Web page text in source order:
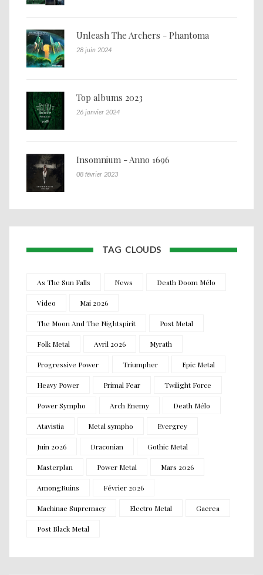
Unleash The Archers - Phantoma
28 juin 2024
Top albums 2023
26 janvier 2024
Insomnium - Anno 1696
08 février 2023
TAG CLOUDS
As The Sun Falls News Death Doom Mélo
Video Mai 2026
The Moon And The Nightspirit Post Metal
Folk Metal Avril 2026 Myrath
Progressive Power Triumpher Epic Metal
Heavy Power Primal Fear Twilight Force
Power Sympho Arch Enemy Death Mélo
Atavistia Metal sympho Evergrey
Juin 2026 Draconian Gothic Metal
Masterplan Power Metal Mars 2026
AmongRuins Février 2026
Machinae Supremacy Electro Metal Gaerea
Post Black Metal